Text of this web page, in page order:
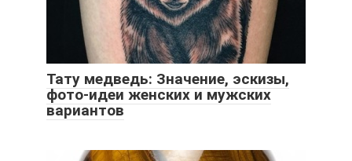
Тату медведь: Значение, эскизы,
фото-идеи женских и мужских
вариантов